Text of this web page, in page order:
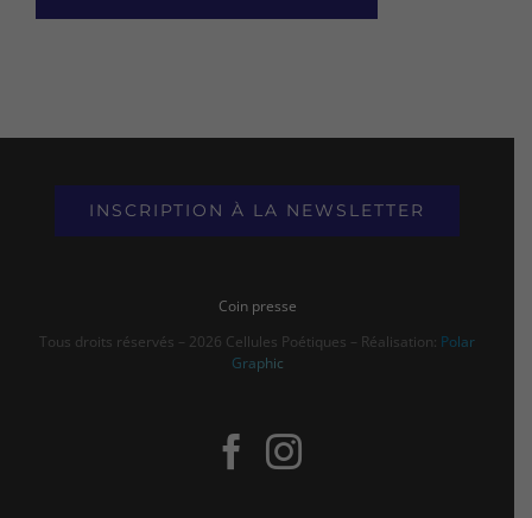
INSCRIPTION À LA NEWSLETTER
Coin presse
Tous droits réservés – 2026 Cellules Poétiques – Réalisation: Polar
Graphic